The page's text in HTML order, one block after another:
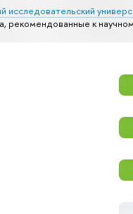
исследовательский
рекомендованные к